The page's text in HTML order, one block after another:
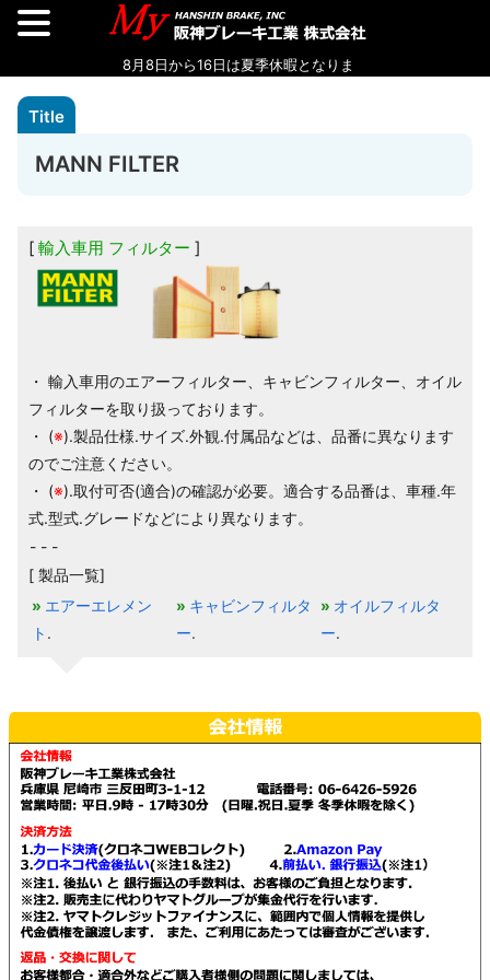
MANN FILTER
輸入車用 フィルター
・ 輸入車用のエアーフィルター、キャビンフィルター、オイル
フィルターを取り扱っております。
・ (※).製品仕様.サイズ.外観.付属品などは、品番に異なります
のでご注意ください。
・ (※).取付可否(適合)の確認が必要。適合する品番は、車種.年
式.型式.グレードなどにより異なります。
[ 製品一覧]
エアーエレメン
ト
キャビンフィルタ
ー
オイルフィルタ
ー